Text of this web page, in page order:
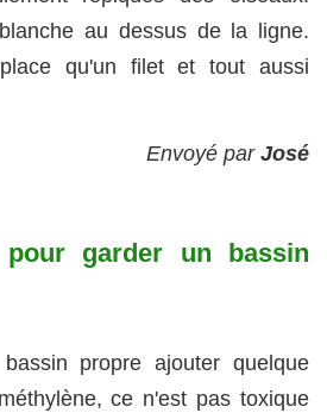
au dessus de la ligne.
qu'un filet et tout aussi
Envoyé par José
pour garder un bassin
propre ajouter quelque
ce n'est pas toxique